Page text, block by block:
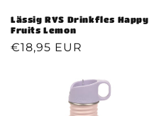
Lässig RVS Drinkfles Happy
Fruits Lemon
Normale
€18,95 EUR